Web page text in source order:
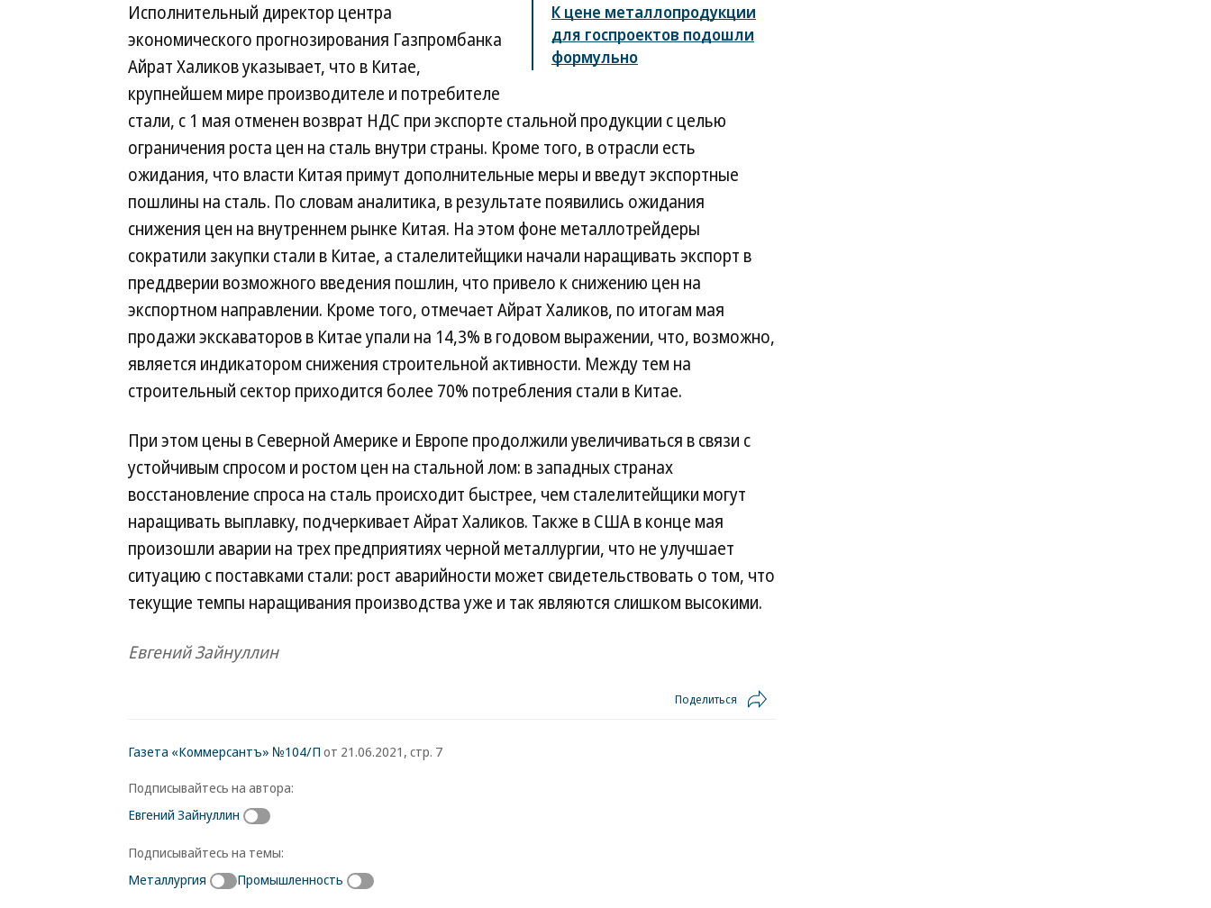
К цене металлопродукции
для госпроектов подошли
формульно
Исполнительный директор центра
экономического прогнозирования Газпромбанка
Айрат Халиков указывает, что в Китае,
крупнейшем мире производителе и потребителе
стали, с 1 мая отменен возврат НДС при экспорте стальной продукции с целью
ограничения роста цен на сталь внутри страны. Кроме того, в отрасли есть
ожидания, что власти Китая примут дополнительные меры и введут экспортные
пошлины на сталь. По словам аналитика, в результате появились ожидания
снижения цен на внутреннем рынке Китая. На этом фоне металлотрейдеры
сократили закупки стали в Китае, а сталелитейщики начали наращивать экспорт в
преддверии возможного введения пошлин, что привело к снижению цен на
экспортном направлении. Кроме того, отмечает Айрат Халиков, по итогам мая
продажи экскаваторов в Китае упали на 14,3% в годовом выражении, что, возможно,
является индикатором снижения строительной активности. Между тем на
строительный сектор приходится более 70% потребления стали в Китае.
При этом цены в Северной Америке и Европе продолжили увеличиваться в связи с
устойчивым спросом и ростом цен на стальной лом: в западных странах
восстановление спроса на сталь происходит быстрее, чем сталелитейщики могут
наращивать выплавку, подчеркивает Айрат Халиков. Также в США в конце мая
произошли аварии на трех предприятиях черной металлургии, что не улучшает
ситуацию с поставками стали: рост аварийности может свидетельствовать о том, что
текущие темпы наращивания производства уже и так являются слишком высокими.
Евгений Зайнуллин
Поделиться
Газета «Коммерсантъ» №104/П от 21.06.2021, стр. 7
Подписывайтесь на автора:
Евгений Зайнуллин
Подписывайтесь на темы:
Металлургия
Промышленность